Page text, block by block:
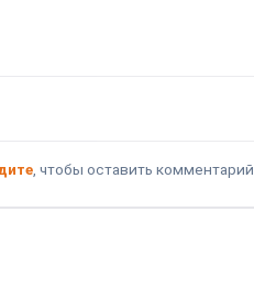
, чтобы оставить комментарий